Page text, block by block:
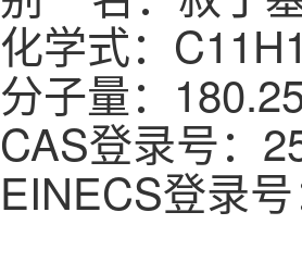
化学式：
分子量：
CAS登录号：
EINECS登录